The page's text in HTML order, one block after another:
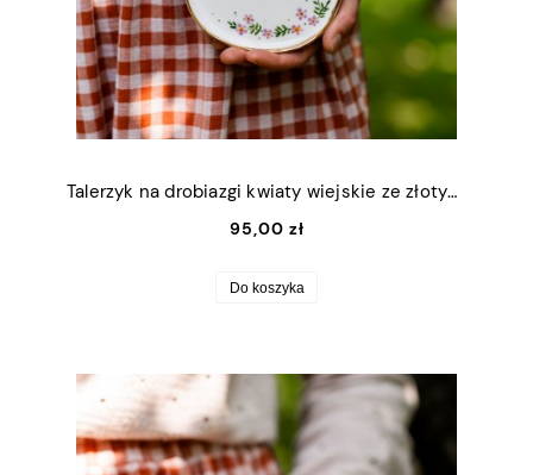
Talerzyk na drobiazgi kwiaty wiejskie ze złotym rantem 13x16,5cm (M)
95,00 zł
Do koszyka